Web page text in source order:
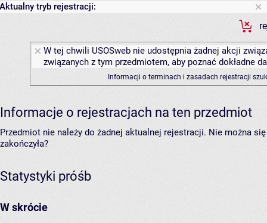
Aktualny tryb rejestracji:
W tej chwili USOSweb nie udostępnia żadnej akcji
związanych z tym przedmiotem, aby poznać dokładne
Informacji o terminach i zasadach rejestracji
Informacje o rejestracjach na ten przedmiot
Przedmiot nie należy do żadnej aktualnej rejestracji. Nie można
zakończyła?
Statystyki próśb
W skrócie